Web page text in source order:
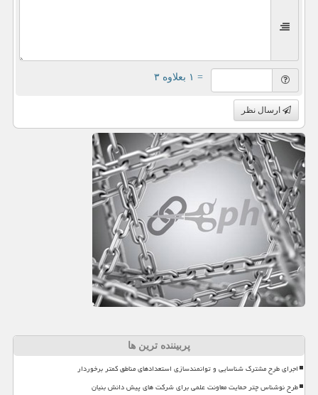
= ۱ بعلاوه ۳
ارسال نظر
پربیننده ترین ها
اجرای طرح مشترک شناسایی و توانمندسازی استعدادهای مناطق کمتر برخوردار
طرح نوشناس چتر حمایت معاونت علمی برای شرکت های پیش دانش بنیان